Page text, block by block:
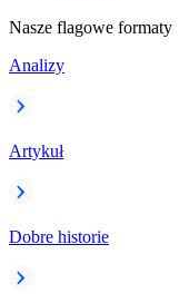
Nasze flagowe formaty
Analizy
Artykuł
Dobre historie